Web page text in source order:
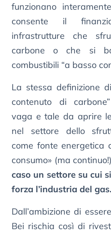
funzionano
consente il
infrastrutture che
carbone o che si
combustibili “a basso
La stessa definizione
contenuto di
vaga e tale da aprire
nel settore dello
come fonte energetica
consumo» (ma
caso un settore su cui
forza l’industria del gas.
Dall’ambizione di
Bei rischia così di